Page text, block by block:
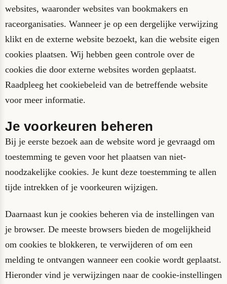
websites, waaronder websites van bookmakers en
raceorganisaties. Wanneer je op een dergelijke verwijzing
klikt en de externe website bezoekt, kan die website eigen
cookies plaatsen. Wij hebben geen controle over de
cookies die door externe websites worden geplaatst.
Raadpleeg het cookiebeleid van de betreffende website
voor meer informatie.
Je voorkeuren beheren
Bij je eerste bezoek aan de website word je gevraagd om
toestemming te geven voor het plaatsen van niet-
noodzakelijke cookies. Je kunt deze toestemming te allen
tijde intrekken of je voorkeuren wijzigen.
Daarnaast kun je cookies beheren via de instellingen van
je browser. De meeste browsers bieden de mogelijkheid
om cookies te blokkeren, te verwijderen of om een
melding te ontvangen wanneer een cookie wordt geplaatst.
Hieronder vind je verwijzingen naar de cookie-instellingen